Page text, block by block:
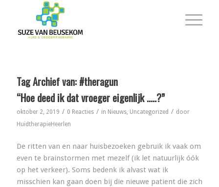
Tag Archief van: #theragun
“Hoe deed ik dat vroeger eigenlijk …..?”
oktober 2, 2019 / 0 Reacties / in Nieuws, Uncategorized / door
HuidtherapieHeerlen
De ritten van en naar huisbezoeken gebruik ik vaak om
even te brainstormen met mezelf (ik let natuurlijk óók
op het verkeer). Soms bedenk ik alvast wat ik
misschien kan gaan doen bij die nieuwe patient die zich